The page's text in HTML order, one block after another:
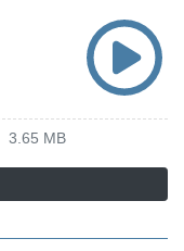
3.65 MB